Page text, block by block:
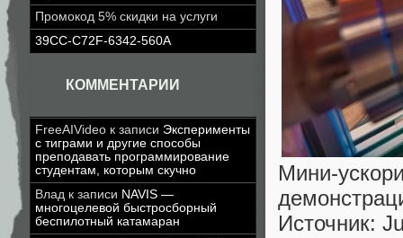
Промокод 5% скидки на услуги
39CC-C72F-6342-560A
КОММЕНТАРИИ
FreeAIVideo к записи Эксперименты
с тиграми и другие способы
преподавать программирование
студентам, которым скучно
Влад к записи NAVIS —
многоцелевой быстросборный
беспилотный катамаран
Мини-
Источник: